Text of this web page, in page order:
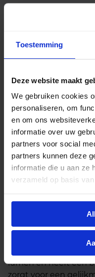
Toestemming
Deze website maakt
We gebruiken cookies
personaliseren, om
en om ons
informatie over uw
partners voor social
partners kunnen deze
informatie die u aan ze
verzameld op basis
De Philips Master
conventionele 49W
Deze LED TL buis
netspanning (AC),
en er geen
is. Dit maakt de buis
waar
staan.
Met een
buis een warm wit
wachtruimtes,
kleurcode 830 staat
(CRI 80–89), wat
verlichting en een
buis levert een
lumen en heeft een
zorgt voor een